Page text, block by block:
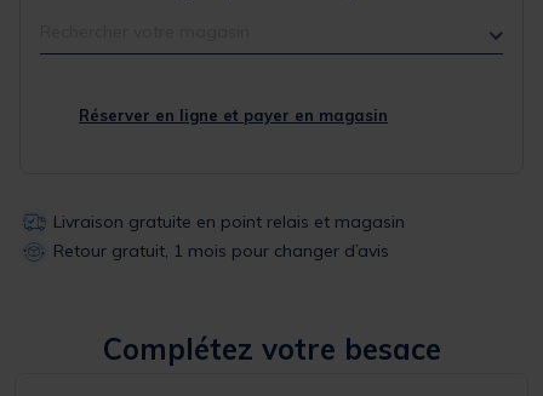
Réserver en ligne et payer en magasin
Livraison gratuite en point relais et magasin
Retour gratuit, 1 mois pour changer d’avis
Complétez votre besace